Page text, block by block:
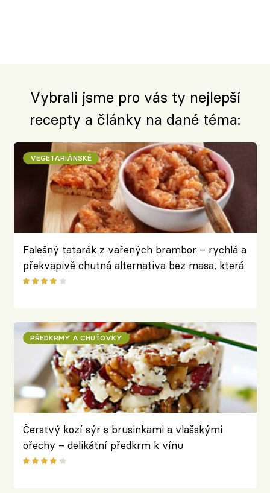
Vybrali jsme pro vás ty nejlepší
recepty a články na dané téma:
VEGETARIÁNSKÉ
Falešný tatarák z vařených brambor – rychlá a
překvapivě chutná alternativa bez masa, která
se stane hvězdou večírků
PŘEDKRMY A CHUŤOVKY
Čerstvý kozí sýr s brusinkami a vlašskými
ořechy – delikátní předkrm k vínu